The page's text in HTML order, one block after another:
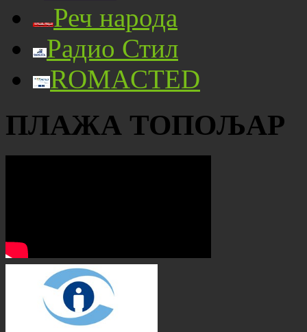
Реч народа
Радио Стил
ROMACTED
ПЛАЖА ТОПОЉАР